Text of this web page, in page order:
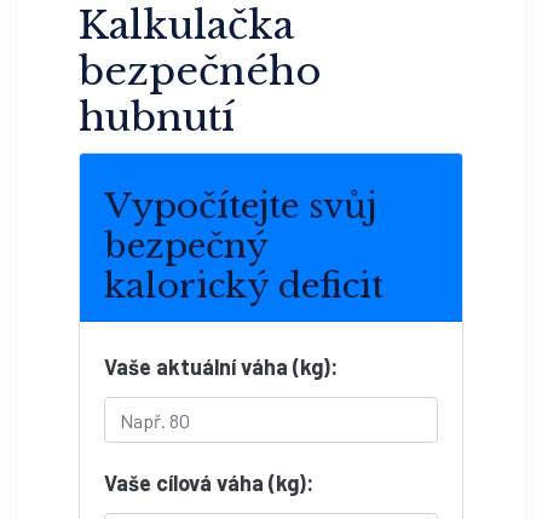
Kalkulačka
bezpečného
hubnutí
Vypočítejte svůj
bezpečný
kalorický deficit
Vaše aktuální váha (kg):
Vaše cílová váha (kg):